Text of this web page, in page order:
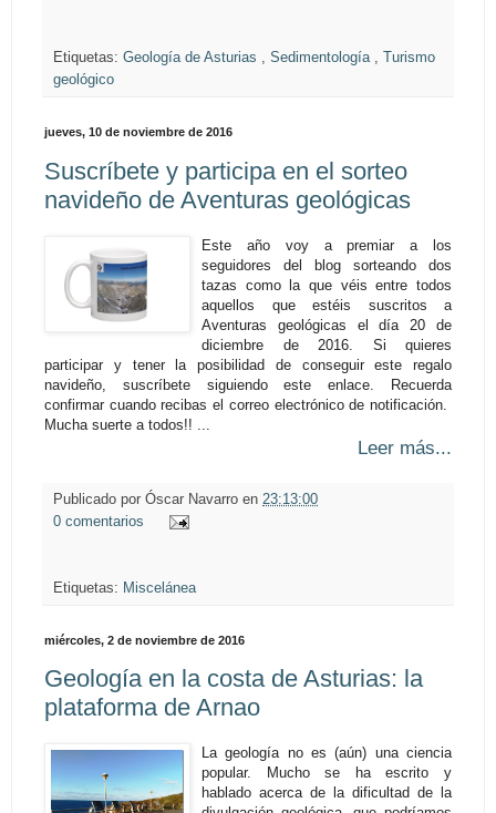
Etiquetas: Geología de Asturias , Sedimentología ,
Turismo
geológico
jueves, 10 de noviembre de 2016
Suscríbete y participa en el sorteo
navideño de Aventuras geológicas
Este año voy a premiar a los
seguidores del blog sorteando dos
tazas como la que véis entre todos
aquellos que estéis suscritos a
Aventuras geológicas el día 20 de
diciembre de 2016. Si quieres
participar y tener la posibilidad de conseguir este regalo
navideño, suscríbete siguiendo este enlace. Recuerda
confirmar cuando recibas el correo electrónico de notificación.
Mucha suerte a todos!! ...
Leer más...
Publicado por Óscar Navarro en 23:13:00
0 comentarios
Etiquetas: Miscelánea
miércoles, 2 de noviembre de 2016
Geología en la costa de Asturias: la
plataforma de Arnao
La geología no es (aún) una ciencia
popular. Mucho se ha escrito y
hablado acerca de la dificultad de la